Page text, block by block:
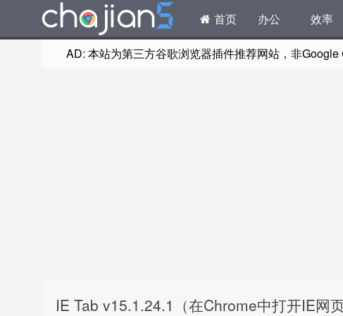
首页 办公 效率
AD: 本站为第三方谷歌浏览器插件推荐网站，非Google
IE Tab v15.1.24.1（在Chrome中打开IE网页